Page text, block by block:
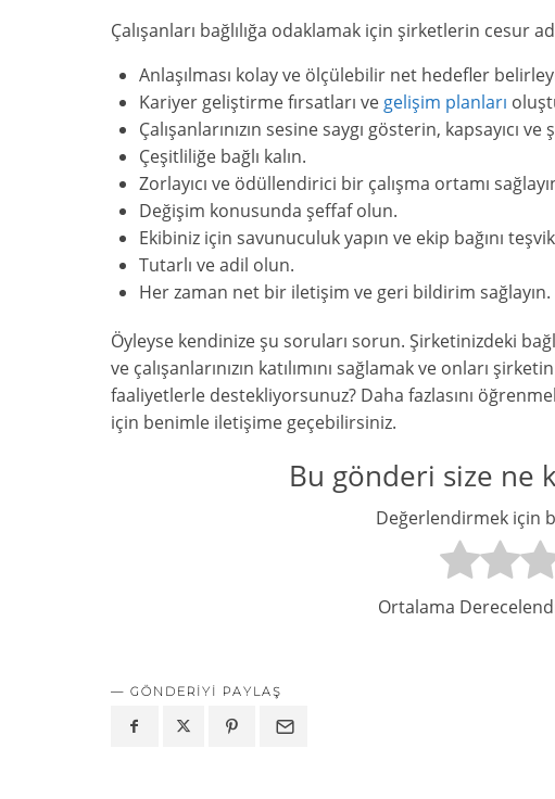
Çalışanları bağlılığa odaklamak için şirketlerin cesur
Anlaşılması kolay ve ölçülebilir net hedefler
Kariyer geliştirme fırsatları ve gelişim planları
Çalışanlarınızın sesine saygı gösterin, kapsayıcı
Çeşitliliğe bağlı kalın.
Zorlayıcı ve ödüllendirici bir çalışma ortamı
Değişim konusunda şeffaf olun.
Ekibiniz için savunuculuk yapın ve ekip bağını
Tutarlı ve adil olun.
Her zaman net bir iletişim ve geri bildirim sağlayın.
Öyleyse kendinize şu soruları sorun. Şirketinizdeki
ve çalışanlarınızın katılımını sağlamak ve onları
faaliyetlerle destekliyorsunuz? Daha fazlasını
için benimle iletişime geçebilirsiniz.
Bu gönderi size ne
Değerlendirmek için
Ortalama
GÖNDERIYI PAYLAŞ